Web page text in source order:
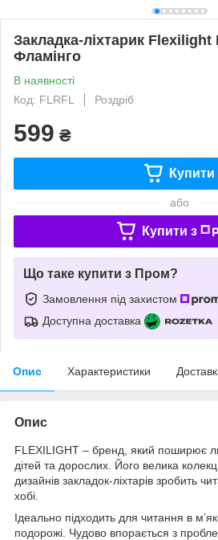
Закладка-ліхтарик
Фламінго
В наявності
Код: FLRFL
Роздріб
599 ₴
Купити
або
Купити з
Що таке купити з Пром?
Замовлення під захистом
Доступна доставка
Опис Характеристики
Опис
FLEXILIGHT – бренд, який поширює
дітей та дорослих. Його велика
дизайнів закладок-ліхтарів зробить
хобі.
Ідеально підходить для читання в
подорожі. Чудово впорається з